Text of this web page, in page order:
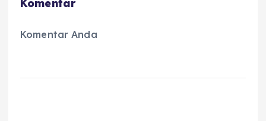
Komentar
Komentar Anda